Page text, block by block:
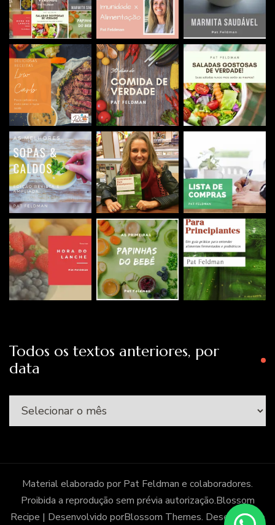
Todos os textos anteriores, por
data
Todos
os
anteriores,
por
data
Material elaborado por Pat Feldman e colaboradores.
Proibida a reprodução sem prévia autorização.Blossom
Recipe | Desenvolvido porBlossom Themes. Desenvolvido